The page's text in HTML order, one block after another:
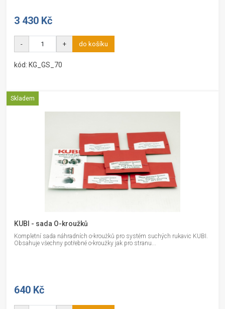
3 430 Kč
- + do košíku
kód: KG_GS_70
Skladem
KUBI - sada O-kroužků
Kompletní sada náhradních o-kroužků pro systém suchých rukavic KUBI.
Obsahuje všechny potřebné o-kroužky jak pro stranu...
640 Kč